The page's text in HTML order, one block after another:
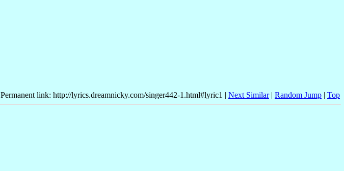
Permanent link: http://lyrics.dreamnicky.com/singer442-1.html#lyric1 | Next Similar| Random Jump | Top